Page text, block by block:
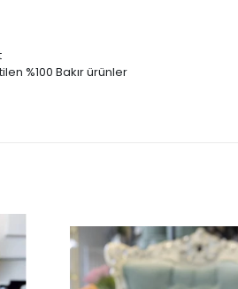
%100 Bakır ürünler